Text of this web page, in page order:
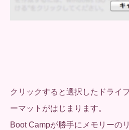
クリックすると選択したドライ
ーマットがはじまります。
Boot Campが勝手にメモリーの